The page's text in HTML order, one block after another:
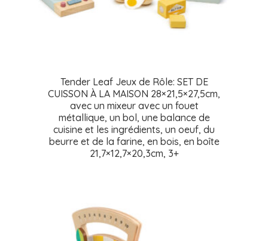
Tender Leaf Jeux de Rôle: SET DE
CUISSON À LA MAISON 28×21,5×27,5cm,
avec un mixeur avec un fouet
métallique, un bol, une balance de
cuisine et les ingrédients, un oeuf, du
beurre et de la farine, en bois, en boîte
21,7×12,7×20,3cm, 3+